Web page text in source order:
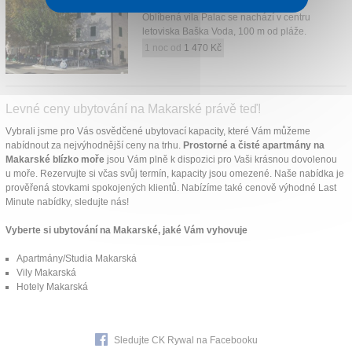
Oblíbená vila Palac se nachází v centru
letoviska Baška Voda, 100 m od pláže.
1 noc od 1 470 Kč
Levné ceny ubytování na Makarské právě teď!
Vybrali jsme pro Vás osvědčené ubytovací kapacity, které Vám můžeme
nabídnout za nejvýhodnější ceny na trhu. Prostorné a čisté apartmány na
Makarské blízko moře jsou Vám plně k dispozici pro Vaši krásnou dovolenou
u moře. Rezervujte si včas svůj termín, kapacity jsou omezené. Naše nabídka je
prověřená stovkami spokojených klientů. Nabízíme také cenově výhodné Last
Minute nabídky, sledujte nás!
Vyberte si ubytování na Makarské, jaké Vám vyhovuje
Apartmány/Studia Makarská
Vily Makarská
Hotely Makarská
Sledujte CK Rywal na Facebooku